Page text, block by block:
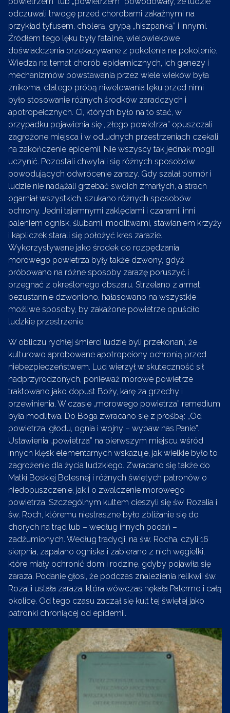
odczuwali trwogę przed chorobami zakaźnymi na
przykład tyfusem, cholerą, grypą „hiszpanką” i innymi.
Źródłem tego lęku były fatalne, wielowiekowe
doświadczenia przekazywane z pokolenia na pokolenie.
Wiedza na temat chorób epidemicznych, ich genezy i
mechanizmów powstawania przez wiele wieków była
znikoma, dlatego próbą niwelowania lęku przed nimi
było stosowanie różnych środków zaradczych i
apotropeicznych. Ci, których było na to stać, w
przypadku pojawienia się ,,złego powietrza” opuszczali
zagrożone miejsca i w odludnych przestrzeniach czekali
na zakończenie epidemii. Nie wszyscy tak jednak mogli
uczynić. Pozostali chwytali się różnych sposobów
powodujących odwrócenie zarazy. Gdy szalał pomór i
ludzie nie nadążali grzebać swoich zmarłych, a strach
ogarniał wszystkich, szukano różnych sposobów
ochrony. Jedni tajemnymi zaklęciami i czarami, inni
paleniem ognisk, ślubami, modlitwami, stawianiem krzyży
i kapliczek starali się położyć kres zarazie.
Wykorzystywane jako środek do rozpędzania
morowego powietrza były także dzwony, gdyż
próbowano na różne sposoby zarazę poruszyć i
przegnać z określonego obszaru. Strzelano z armat,
bezustannie dzwoniono, hałasowano na wszystkie
możliwe sposoby, by zakażone powietrze opuściło
ludzkie przestrzenie.
W obliczu rychłej śmierci ludzie byli przekonani, że
kulturowo aprobowane apotropeiony ochronią przed
niebezpieczeństwem. Lud wierzył w skuteczność sił
nadprzyrodzonych, ponieważ morowe powietrze
traktowano jako dopust Boży, karę za grzechy i
przewinienia. W czasie „morowego powietrza” remedium
była modlitwa. Do Boga zwracano się z prośbą: „Od
powietrza, głodu, ognia i wojny – wybaw nas Panie”.
Ustawienia „powietrza” na pierwszym miejscu wśród
innych klęsk elementarnych wskazuje, jak wielkie było to
zagrożenie dla życia ludzkiego. Zwracano się także do
Matki Boskiej Bolesnej i różnych świętych patronów o
niedopuszczenie, jak i o zwalczenie morowego
powietrza. Szczególnym kultem cieszyli się św. Rozalia i
św. Roch, któremu niestraszne było zbliżanie się do
chorych na trąd lub – według innych podań –
zadżumionych. Według tradycji, na św. Rocha, czyli 16
sierpnia, zapalano ogniska i zabierano z nich węgielki,
które miały ochronić dom i rodzinę, gdyby pojawiła się
zaraza. Podanie głosi, że podczas znalezienia relikwii św.
Rozalii ustała zaraza, która wówczas nękała Palermo i całą
okolicę. Od tego czasu zaczął się kult tej świętej jako
patronki chroniącej od epidemii.